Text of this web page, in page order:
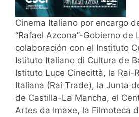
Cinema Italiano por encargo
“Rafael Azcona”-Gobierno de
colaboración con el Instituto
Istituto Italiano di Cultura de
Istituto Luce Cinecittà, la Rai-
Italiana (Rai Trade), la Junta
de Castilla-La Mancha, el
Artes da Imaxe, la Filmoteca